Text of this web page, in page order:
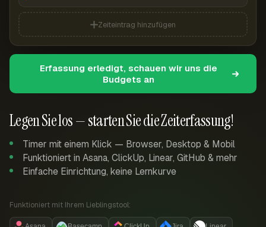
Legen Sie los — starten Sie die Zeiterfassung!
Timer mit einem Klick — Browser, Desktop & Mobil
Funktioniert in Asana, ClickUp, Linear, GitHub & mehr
Einfache Einrichtung, keine Lernkurve
Funktioniert mit Ihrem Lieblingstool:
Zeiteintrag hinzufügen
Erfassung erledigt, schauen wir uns die
Budgets an